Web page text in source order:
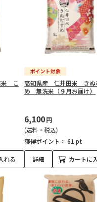
米 こ
れる
高知県産 仁井田米 きぬ
め 無洗米（９月お届け）
6,100円
(送料・税込)
獲得ポイント： 61 pt
詳細 カートに